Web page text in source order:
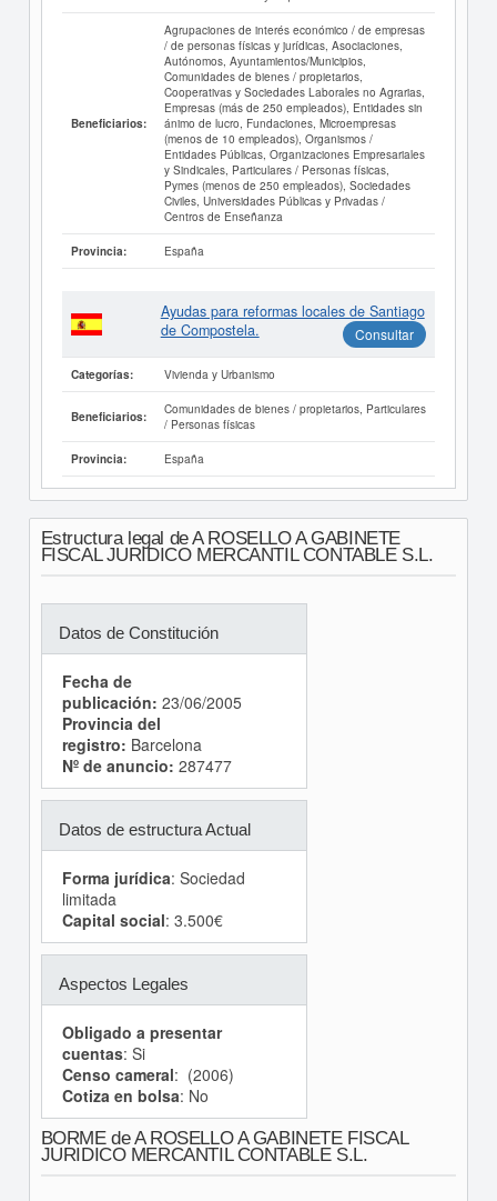
Beneficiarios:
Agrupaciones de interés económico / de empresas
/ de personas físicas y jurídicas, Asociaciones,
Autónomos, Ayuntamientos/Municipios,
Comunidades de bienes / propietarios,
Cooperativas y Sociedades Laborales no Agrarias,
Empresas (más de 250 empleados), Entidades sin
ánimo de lucro, Fundaciones, Microempresas
(menos de 10 empleados), Organismos /
Entidades Públicas, Organizaciones Empresariales
y Sindicales, Particulares / Personas físicas,
Pymes (menos de 250 empleados), Sociedades
Civiles, Universidades Públicas y Privadas /
Centros de Enseñanza
Provincia: España
Ayudas para reformas locales de Santiago
de Compostela.
Consultar
Categorías: Vivienda y Urbanismo
Beneficiarios:
Comunidades de bienes / propietarios, Particulares
/ Personas físicas
Provincia: España
Estructura legal de A ROSELLO A GABINETE
FISCAL JURIDICO MERCANTIL CONTABLE S.L.
Datos de Constitución
Fecha de
publicación: 23/06/2005
Provincia del
registro: Barcelona
Nº de anuncio: 287477
Datos de estructura Actual
Forma jurídica: Sociedad
limitada
Capital social: 3.500€
Aspectos Legales
Obligado a presentar
cuentas: Si
Censo cameral: (2006)
Cotiza en bolsa: No
BORME de A ROSELLO A GABINETE FISCAL
JURIDICO MERCANTIL CONTABLE S.L.